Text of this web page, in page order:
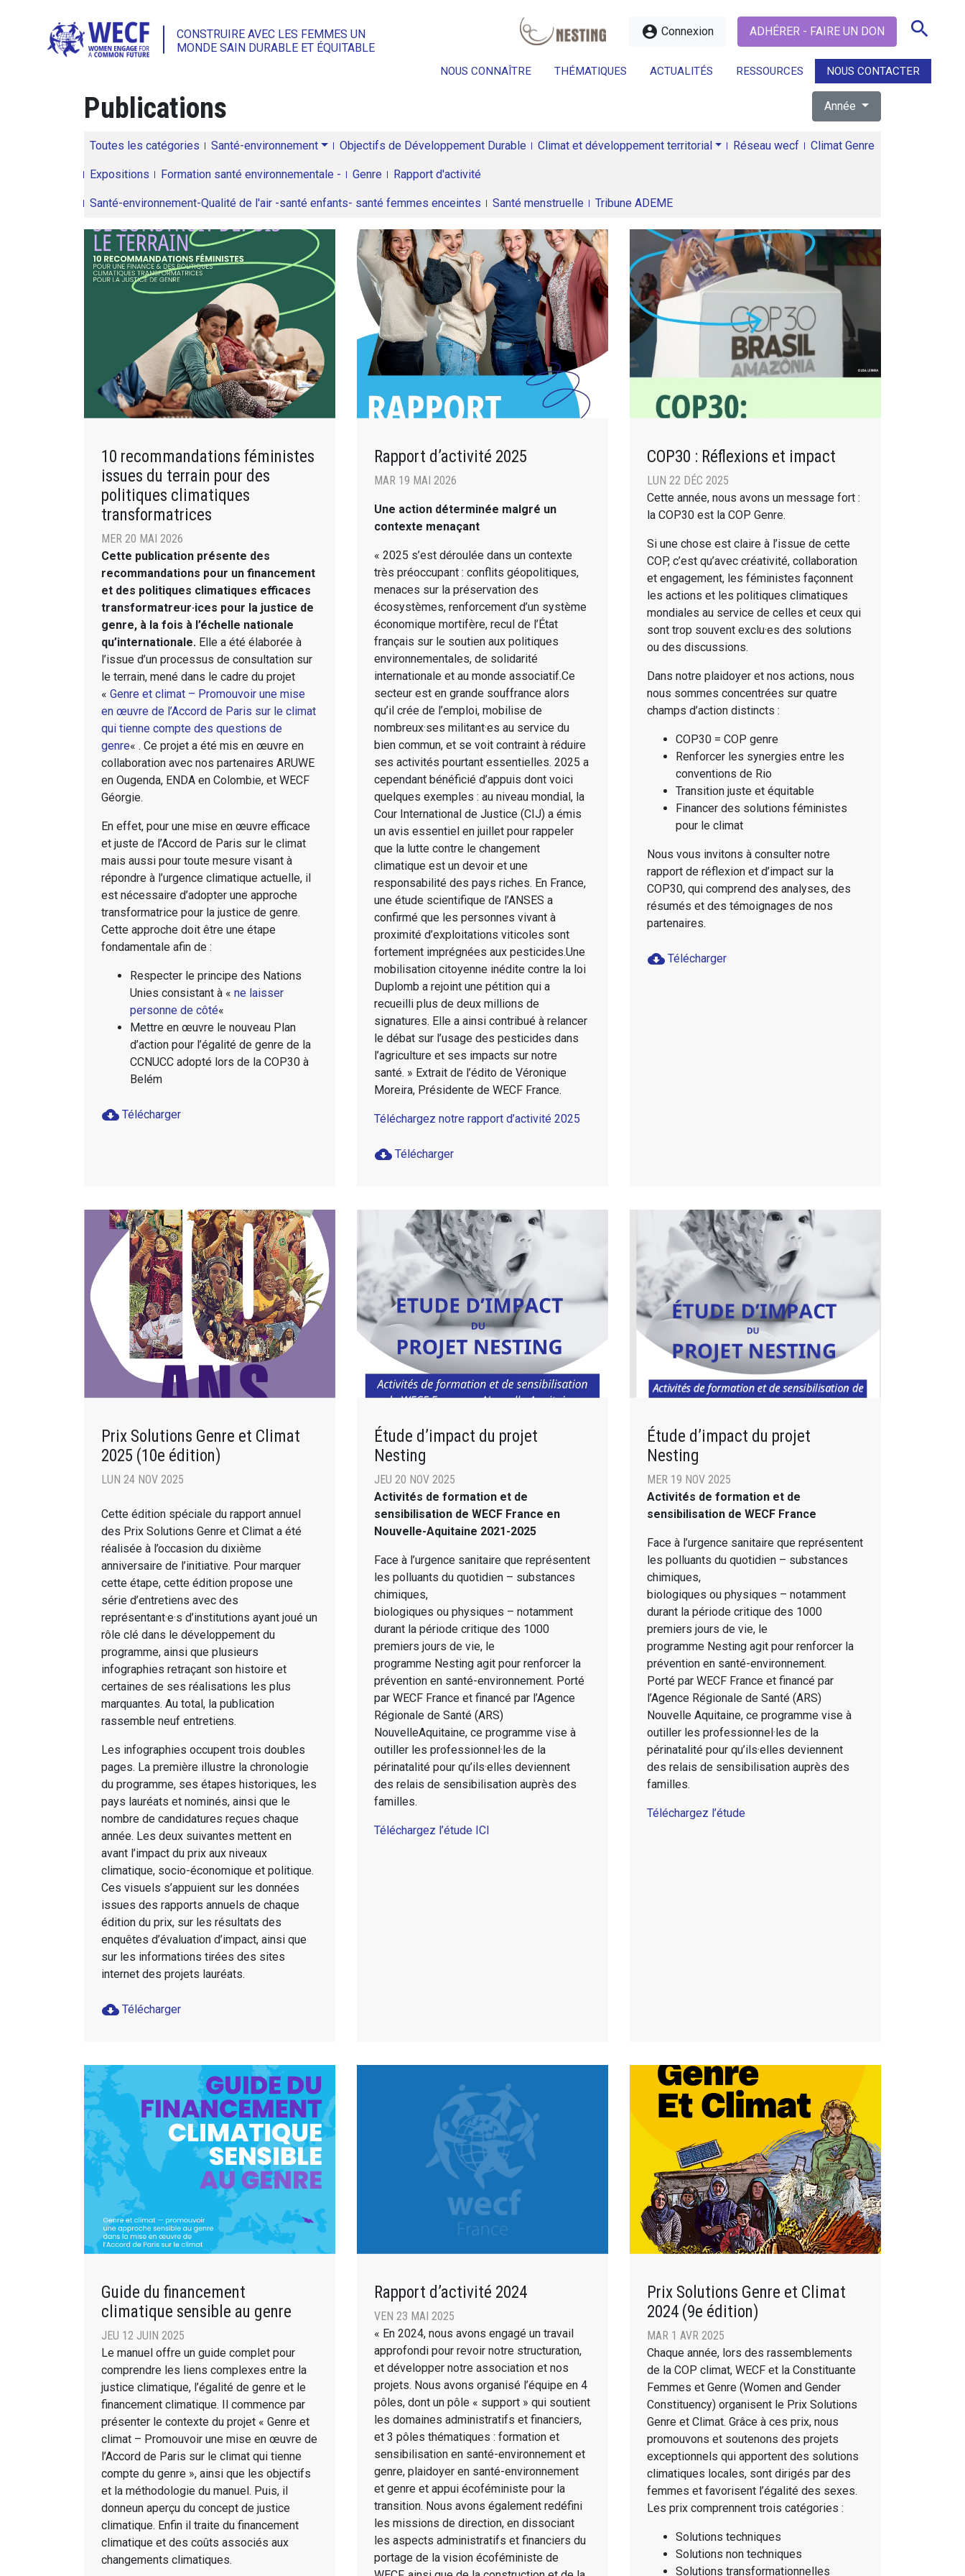
CONSTRUIRE AVEC LES FEMMES UN
MONDE SAIN DURABLE ET ÉQUITABLE
account_circle Connexion ADHÉRER - FAIRE UN DON search
NOUS CONNAÎTRE THÉMATIQUES ACTUALITÉS RESSOURCES NOUS CONTACTER
search
Publications Année
Toutes les catégories Santé-environnement Objectifs de Développement Durable Climat et développement territorial Réseau wecf Climat Genre
Expositions Formation santé environnementale - Genre Rapport d'activité
Santé-environnement-Qualité de l'air -santé enfants- santé femmes enceintes Santé menstruelle Tribune ADEME
10 recommandations féministes
issues du terrain pour des
politiques climatiques
transformatrices
MER 20 MAI 2026
Cette publication présente des
recommandations pour un financement
et des politiques climatiques efficaces
transformatreur·ices pour la justice de
genre, à la fois à l’échelle nationale
qu’internationale. Elle a été élaborée à
l’issue d’un processus de consultation sur
le terrain, mené dans le cadre du projet
« Genre et climat – Promouvoir une mise
en œuvre de l’Accord de Paris sur le climat
qui tienne compte des questions de
genre« . Ce projet a été mis en œuvre en
collaboration avec nos partenaires ARUWE
en Ougenda, ENDA en Colombie, et WECF
Géorgie.
En effet, pour une mise en œuvre efficace
et juste de l’Accord de Paris sur le climat
mais aussi pour toute mesure visant à
répondre à l’urgence climatique actuelle, il
est nécessaire d’adopter une approche
transformatrice pour la justice de genre.
Cette approche doit être une étape
fondamentale afin de :
Respecter le principe des Nations
Unies consistant à « ne laisser
personne de côté«
Mettre en œuvre le nouveau Plan
d’action pour l’égalité de genre de la
CCNUCC adopté lors de la COP30 à
Belém
cloud_download Télécharger
Rapport d’activité 2025
MAR 19 MAI 2026
Une action déterminée malgré un
contexte menaçant
« 2025 s’est déroulée dans un contexte
très préoccupant : conflits géopolitiques,
menaces sur la préservation des
écosystèmes, renforcement d’un système
économique mortifère, recul de l’État
français sur le soutien aux politiques
environnementales, de solidarité
internationale et au monde associatif.Ce
secteur est en grande souffrance alors
qu’il crée de l’emploi, mobilise de
nombreux·ses militant·es au service du
bien commun, et se voit contraint à réduire
ses activités pourtant essentielles. 2025 a
cependant bénéficié d’appuis dont voici
quelques exemples : au niveau mondial, la
Cour International de Justice (CIJ) a émis
un avis essentiel en juillet pour rappeler
que la lutte contre le changement
climatique est un devoir et une
responsabilité des pays riches. En France,
une étude scientifique de l’ANSES a
confirmé que les personnes vivant à
proximité d’exploitations viticoles sont
fortement imprégnées aux pesticides.Une
mobilisation citoyenne inédite contre la loi
Duplomb a rejoint une pétition qui a
recueilli plus de deux millions de
signatures. Elle a ainsi contribué à relancer
le débat sur l’usage des pesticides dans
l’agriculture et ses impacts sur notre
santé. » Extrait de l’édito de Véronique
Moreira, Présidente de WECF France.
Téléchargez notre rapport d’activité 2025
cloud_download Télécharger
COP30 : Réflexions et impact
LUN 22 DÉC 2025
Cette année, nous avons un message fort :
la COP30 est la COP Genre.
Si une chose est claire à l’issue de cette
COP, c’est qu’avec créativité, collaboration
et engagement, les féministes façonnent
les actions et les politiques climatiques
mondiales au service de celles et ceux qui
sont trop souvent exclu·es des solutions
ou des discussions.
Dans notre plaidoyer et nos actions, nous
nous sommes concentrées sur quatre
champs d’action distincts :
COP30 = COP genre
Renforcer les synergies entre les
conventions de Rio
Transition juste et équitable
Financer des solutions féministes
pour le climat
Nous vous invitons à consulter notre
rapport de réflexion et d’impact sur la
COP30, qui comprend des analyses, des
résumés et des témoignages de nos
partenaires.
cloud_download Télécharger
Prix Solutions Genre et Climat
2025 (10e édition)
LUN 24 NOV 2025
Cette édition spéciale du rapport annuel
des Prix Solutions Genre et Climat a été
réalisée à l’occasion du dixième
anniversaire de l’initiative. Pour marquer
cette étape, cette édition propose une
série d’entretiens avec des
représentant·e·s d’institutions ayant joué un
rôle clé dans le développement du
programme, ainsi que plusieurs
infographies retraçant son histoire et
certaines de ses réalisations les plus
marquantes. Au total, la publication
rassemble neuf entretiens.
Les infographies occupent trois doubles
pages. La première illustre la chronologie
du programme, ses étapes historiques, les
pays lauréats et nominés, ainsi que le
nombre de candidatures reçues chaque
année. Les deux suivantes mettent en
avant l’impact du prix aux niveaux
climatique, socio-économique et politique.
Ces visuels s’appuient sur les données
issues des rapports annuels de chaque
édition du prix, sur les résultats des
enquêtes d’évaluation d’impact, ainsi que
sur les informations tirées des sites
internet des projets lauréats.
cloud_download Télécharger
Étude d’impact du projet
Nesting
JEU 20 NOV 2025
Activités de formation et de
sensibilisation de WECF France en
Nouvelle-Aquitaine 2021-2025
Face à l’urgence sanitaire que représentent
les polluants du quotidien – substances
chimiques,
biologiques ou physiques – notamment
durant la période critique des 1000
premiers jours de vie, le
programme Nesting agit pour renforcer la
prévention en santé-environnement. Porté
par WECF France et financé par l’Agence
Régionale de Santé (ARS)
NouvelleAquitaine, ce programme vise à
outiller les professionnel·les de la
périnatalité pour qu’ils·elles deviennent
des relais de sensibilisation auprès des
familles.
Téléchargez l’étude ICI
Étude d’impact du projet
Nesting
MER 19 NOV 2025
Activités de formation et de
sensibilisation de WECF France
Face à l’urgence sanitaire que représentent
les polluants du quotidien – substances
chimiques,
biologiques ou physiques – notamment
durant la période critique des 1000
premiers jours de vie, le
programme Nesting agit pour renforcer la
prévention en santé-environnement.
Porté par WECF France et financé par
l’Agence Régionale de Santé (ARS)
Nouvelle Aquitaine, ce programme vise à
outiller les professionnel·les de la
périnatalité pour qu’ils·elles deviennent
des relais de sensibilisation auprès des
familles.
Téléchargez l’étude
Guide du financement
climatique sensible au genre
JEU 12 JUIN 2025
Le manuel offre un guide complet pour
comprendre les liens complexes entre la
justice climatique, l’égalité de genre et le
financement climatique. Il commence par
présenter le contexte du projet « Genre et
climat – Promouvoir une mise en œuvre de
l’Accord de Paris sur le climat qui tienne
compte du genre », ainsi que les objectifs
et la méthodologie du manuel. Puis, il
donneun aperçu du concept de justice
climatique. Enfin il traite du financement
climatique et des coûts associés aux
changements climatiques.
Rapport d’activité 2024
VEN 23 MAI 2025
« En 2024, nous avons engagé un travail
approfondi pour revoir notre structuration,
et développer notre association et nos
projets. Nous avons organisé l’équipe en 4
pôles, dont un pôle « support » qui soutient
les domaines administratifs et financiers,
et 3 pôles thématiques : formation et
sensibilisation en santé-environnement et
genre, plaidoyer en santé-environnement
et genre et appui écoféministe pour la
transition. Nous avons également redéfini
les missions de direction, en dissociant
les aspects administratifs et financiers du
portage de la vision écoféministe de
Prix Solutions Genre et Climat
2024 (9e édition)
MAR 1 AVR 2025
Chaque année, lors des rassemblements
de la COP climat, WECF et la Constituante
Femmes et Genre (Women and Gender
Constituency) organisent le Prix Solutions
Genre et Climat. Grâce à ces prix, nous
promouvons et soutenons des projets
exceptionnels qui apportent des solutions
climatiques locales, sont dirigés par des
femmes et favorisent l’égalité des sexes.
Les prix comprennent trois catégories :
Solutions techniques
Solutions non techniques
Solutions transformationnelles